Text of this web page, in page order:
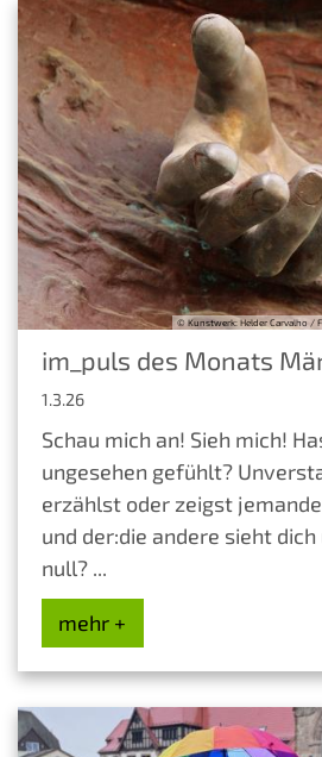
© Kunstwerk: Helder Carvalho /
im_puls des Monats
1.3.26
Schau mich an! Sieh mich!
ungesehen gefühlt?
erzählst oder zeigst
und der:die andere sieht
null? ...
mehr +